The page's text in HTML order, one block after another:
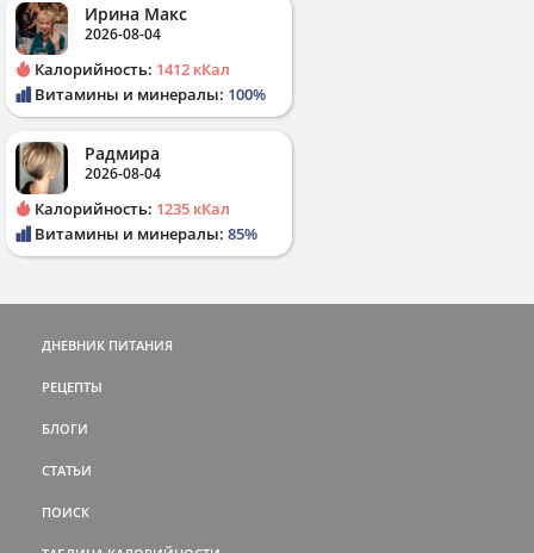
Ирина Макс
2026-08-04
Калорийность: 1412 кКал
Витамины и минералы: 100%
Радмира
2026-08-04
Калорийность: 1235 кКал
Витамины и минералы: 85%
ДНЕВНИК ПИТАНИЯ
РЕЦЕПТЫ
БЛОГИ
СТАТЬИ
ПОИСК